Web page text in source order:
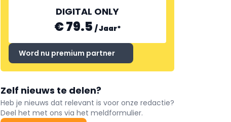
DIGITAL ONLY
€ 79.5 /Jaar*
Word nu premium partner
Zelf nieuws te delen?
Heb je nieuws dat relevant is voor onze redactie?
Deel het met ons via het meldformulier.